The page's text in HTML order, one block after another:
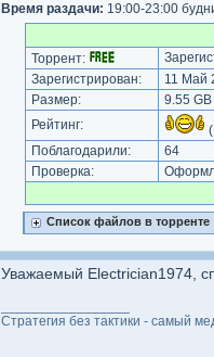
Время раздачи: 19:00-23:00
Торрент:
Зарегистрирован:
11 Май
Размер:
9.55 GB
Рейтинг:
Поблагодарили:
64
Проверка:
Список файлов в торренте
Уважаемый Electrician1974,
Стратегия без тактики - самый